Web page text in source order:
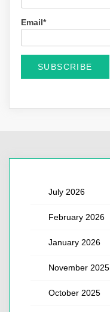
Email*
July 2026
February 2026
January 2026
November 2025
October 2025